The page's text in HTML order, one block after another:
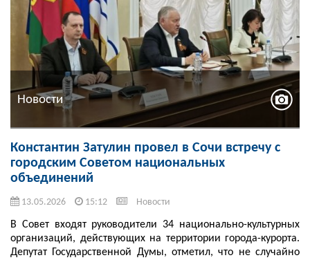
Новости
Константин Затулин провел в Сочи встречу с
городским Советом национальных
объединений
13.05.2026 15:12 Новости
В Совет входят руководители 34 национально-культурных
организаций, действующих на территории города-курорта.
Депутат Государственной Думы, отметил, что не случайно